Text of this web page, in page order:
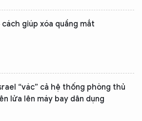
cách giúp xóa quầng mắt
“vác” cả hệ thống phòng thủ
lửa lên máy bay dân dụng